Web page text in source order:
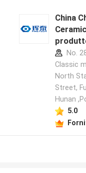
China
No.
Classic
North
Street,
Hunan
5.0